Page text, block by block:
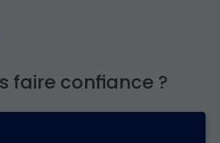
faire confiance ?